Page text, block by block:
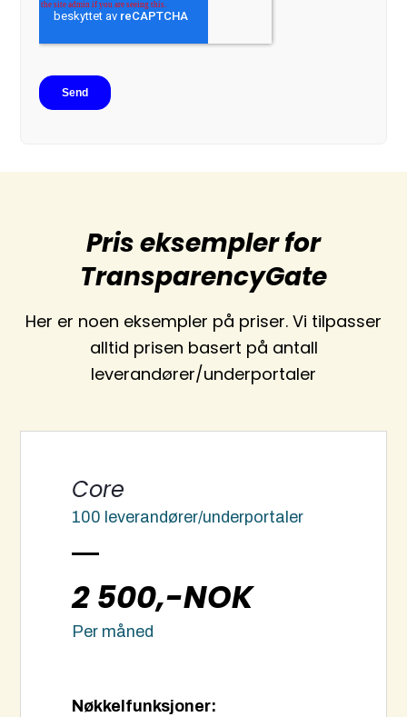
Pris eksempler for
TransparencyGate
Her er noen eksempler på priser. Vi tilpasser
alltid prisen basert på antall
leverandører/underportaler
Core
100 leverandører/underportaler
2 500,-NOK
Per måned
Nøkkelfunksjoner: